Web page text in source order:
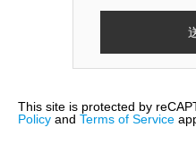
This site is protected by
Policy and Terms of Service